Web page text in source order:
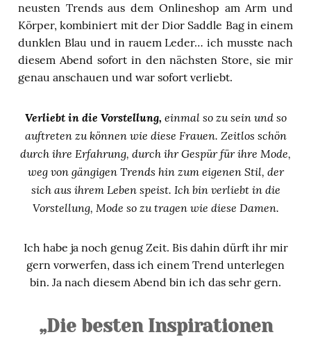
neusten Trends aus dem Onlineshop am Arm und
Körper, kombiniert mit der Dior Saddle Bag in einem
dunklen Blau und in rauem Leder… ich musste nach
diesem Abend sofort in den nächsten Store, sie mir
genau anschauen und war sofort verliebt.
Verliebt in die Vorstellung, einmal so zu sein und so
auftreten zu können wie diese Frauen. Zeitlos schön
durch ihre Erfahrung, durch ihr Gespür für ihre Mode,
weg von gängigen Trends hin zum eigenen Stil, der
sich aus ihrem Leben speist. Ich bin verliebt in die
Vorstellung, Mode so zu tragen wie diese Damen.
Ich habe ja noch genug Zeit. Bis dahin dürft ihr mir
gern vorwerfen, dass ich einem Trend unterlegen
bin. Ja nach diesem Abend bin ich das sehr gern.
„Die besten Inspirationen